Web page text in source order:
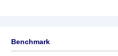
Benchmark